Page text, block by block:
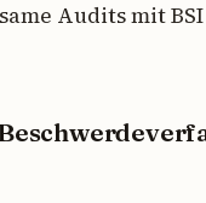
Audits mit